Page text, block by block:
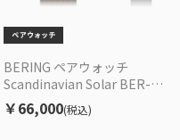
BERING ペアウォッチ
Scandinavian Solar BER-
14639-166/BER-14627-369 ソ
ーラー EC限定セット
￥66,000(税込)